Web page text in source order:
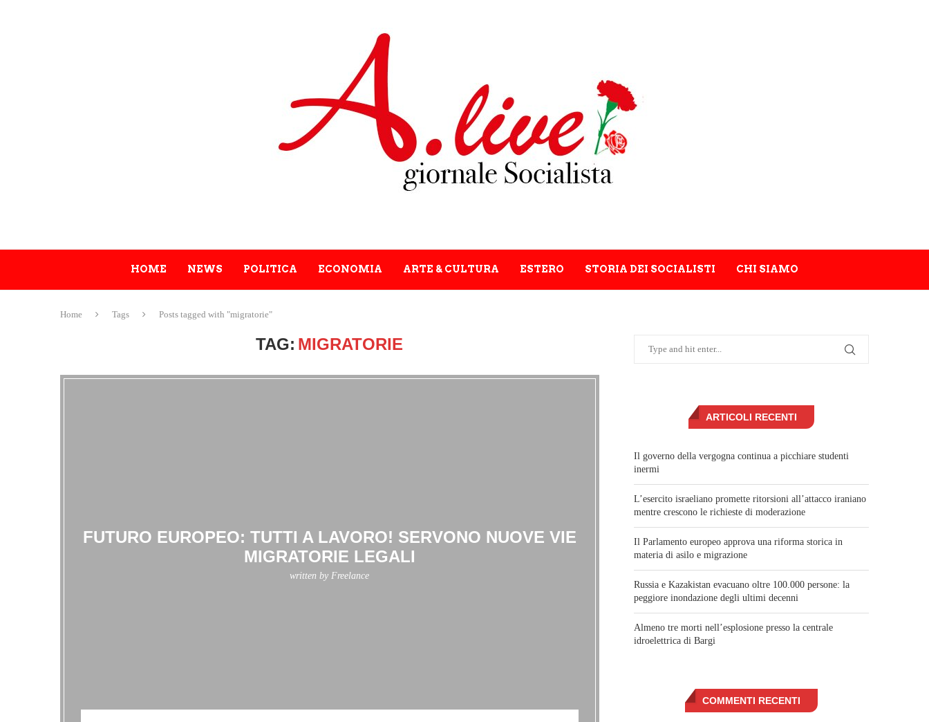
HOME NEWS POLITICA ECONOMIA ARTE & CULTURA ESTERO STORIA DEI SOCIALISTI CHI SIAMO
Home Tags Posts tagged with "migratorie"
TAG: MIGRATORIE
FUTURO EUROPEO: TUTTI A LAVORO! SERVONO NUOVE VIE
MIGRATORIE LEGALI
written by Freelance
ARTICOLI RECENTI
Il governo della vergogna continua a picchiare studenti
inermi
L’esercito israeliano promette ritorsioni all’attacco iraniano
mentre crescono le richieste di moderazione
Il Parlamento europeo approva una riforma storica in
materia di asilo e migrazione
Russia e Kazakistan evacuano oltre 100.000 persone: la
peggiore inondazione degli ultimi decenni
Almeno tre morti nell’esplosione presso la centrale
idroelettrica di Bargi
COMMENTI RECENTI